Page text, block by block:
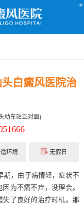
白癜风医院治
动车站正对面)
环境 无假日
，由于病情轻，症状不
为不痛不痒，没理会。
了良好的治疗时机。那